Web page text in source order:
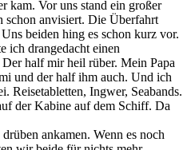
kam. Vor uns stand ein großer
schon anvisiert. Die Überfahrt
beiden hing es schon kurz vor.
ich drangedacht einen
half mir heil rüber. Mein Papa
und der half ihm auch. Und ich
Reisetabletten, Ingwer, Seabands.
der Kabine auf dem Schiff. Da
ankamen. Wenn es noch